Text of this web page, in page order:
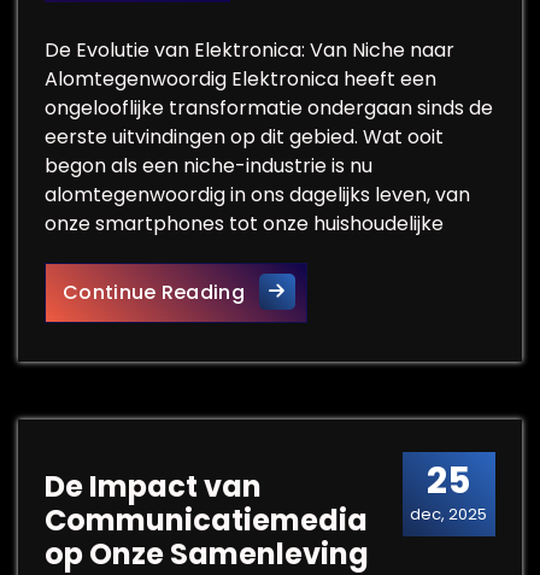
De Evolutie van Elektronica: Van Niche naar
Alomtegenwoordig Elektronica heeft een
ongelooflijke transformatie ondergaan sinds de
eerste uitvindingen op dit gebied. Wat ooit
begon als een niche-industrie is nu
alomtegenwoordig in ons dagelijks leven, van
onze smartphones tot onze huishoudelijke
Continue ReadingDe Elektronische Revolutie:
25
dec, 2025
De Impact van
Communicatiemedia
op Onze Samenleving